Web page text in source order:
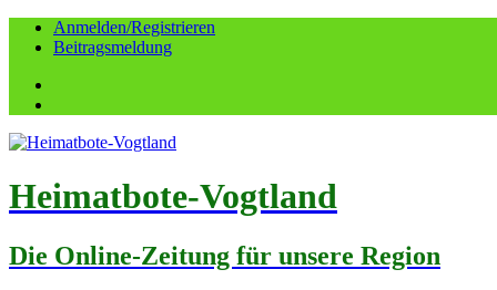
Anmelden/Registrieren
Beitragsmeldung
Heimatbote-Vogtland
Die Online-Zeitung für unsere Region